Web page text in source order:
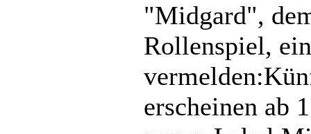
"Midgard",
Rollenspiel,
erscheinen ab